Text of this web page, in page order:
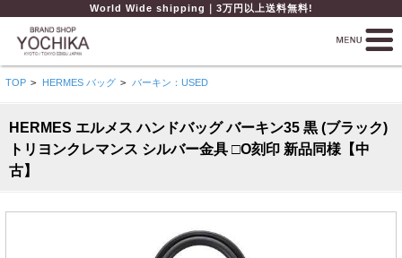
World Wide shipping｜3万円以上送料無料!
TOP > HERMES バッグ > バーキン：USED
HERMES エルメス ハンドバッグ バーキン35 黒 (ブラック)
トリヨンクレマンス シルバー金具 □O刻印 新品同様【中
古】